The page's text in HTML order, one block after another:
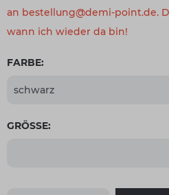
an bestellung@demi-point.de.
wann ich wieder da bin!
FARBE:
GRÖSSE: